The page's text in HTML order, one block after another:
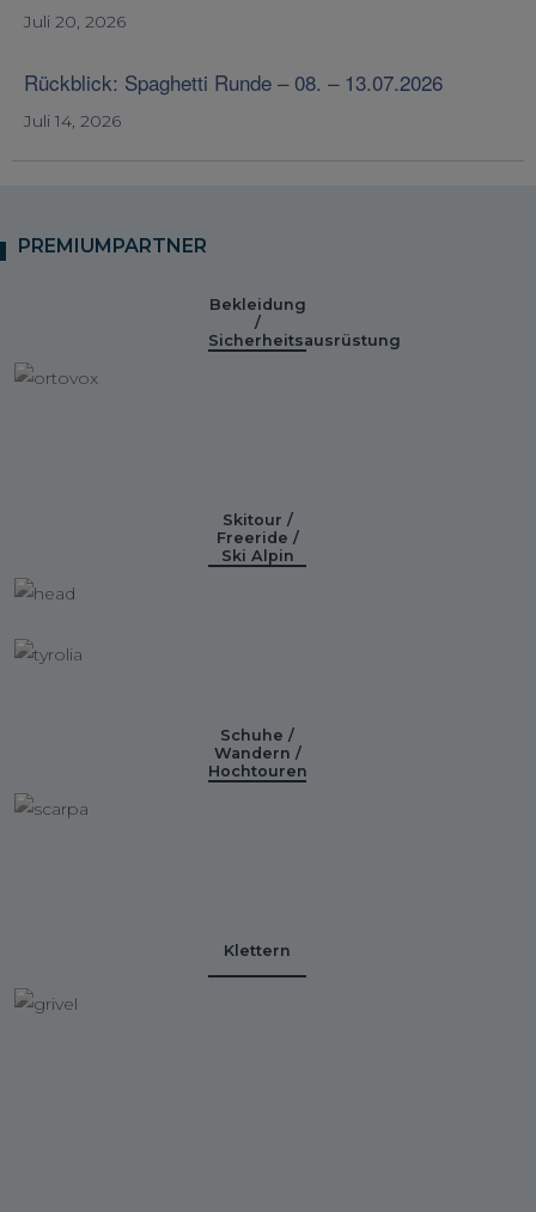
Juli 20, 2026
Rückblick: Spaghetti Runde – 08. – 13.07.2026
Juli 14, 2026
PREMIUMPARTNER
Bekleidung
/
Sicherheitsausrüstung
Skitour /
Freeride /
Ski Alpin
Schuhe /
Wandern /
Hochtouren
Klettern